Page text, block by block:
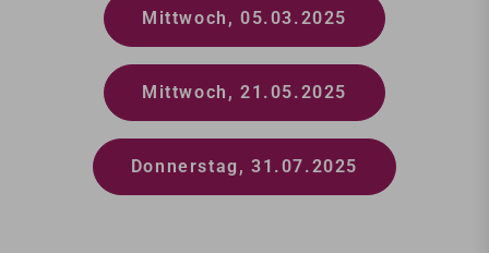
Mittwoch, 05.03.2025
Mittwoch, 21.05.2025
Donnerstag, 31.07.2025